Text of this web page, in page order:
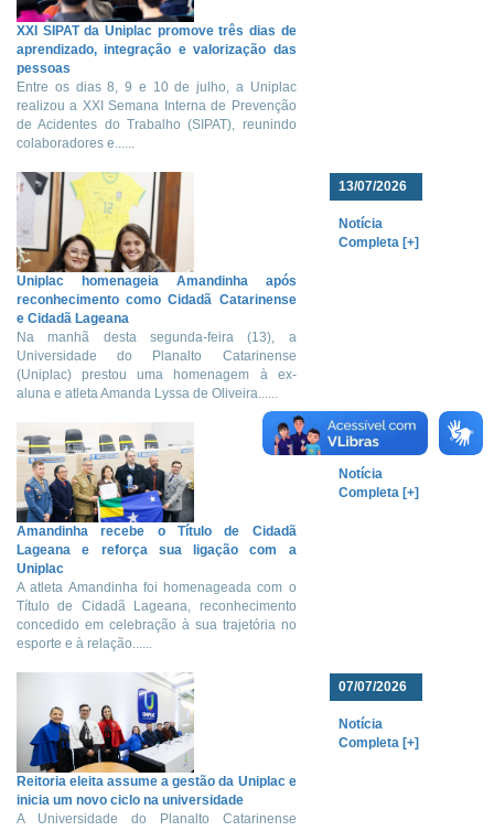
XXI SIPAT da Uniplac promove três dias de
aprendizado, integração e valorização das
pessoas
Entre os dias 8, 9 e 10 de julho, a Uniplac
realizou a XXI Semana Interna de Prevenção
de Acidentes do Trabalho (SIPAT), reunindo
colaboradores e......
Uniplac homenageia Amandinha após
reconhecimento como Cidadã Catarinense
e Cidadã Lageana
Na manhã desta segunda-feira (13), a
Universidade do Planalto Catarinense
(Uniplac) prestou uma homenagem à ex-
aluna e atleta Amanda Lyssa de Oliveira......
13/07/2026
Notícia
Completa [+]
Amandinha recebe o Título de Cidadã
Lageana e reforça sua ligação com a
Uniplac
A atleta Amandinha foi homenageada com o
Título de Cidadã Lageana, reconhecimento
concedido em celebração à sua trajetória no
esporte e à relação......
09/07/2026
Notícia
Completa [+]
Reitoria eleita assume a gestão da Uniplac e
inicia um novo ciclo na universidade
A Universidade do Planalto Catarinense
07/07/2026
Notícia
Completa [+]